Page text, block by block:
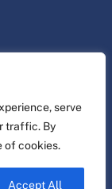
serve
traffic. By
of cookies.
Accept All
English
Croatian
Dutch